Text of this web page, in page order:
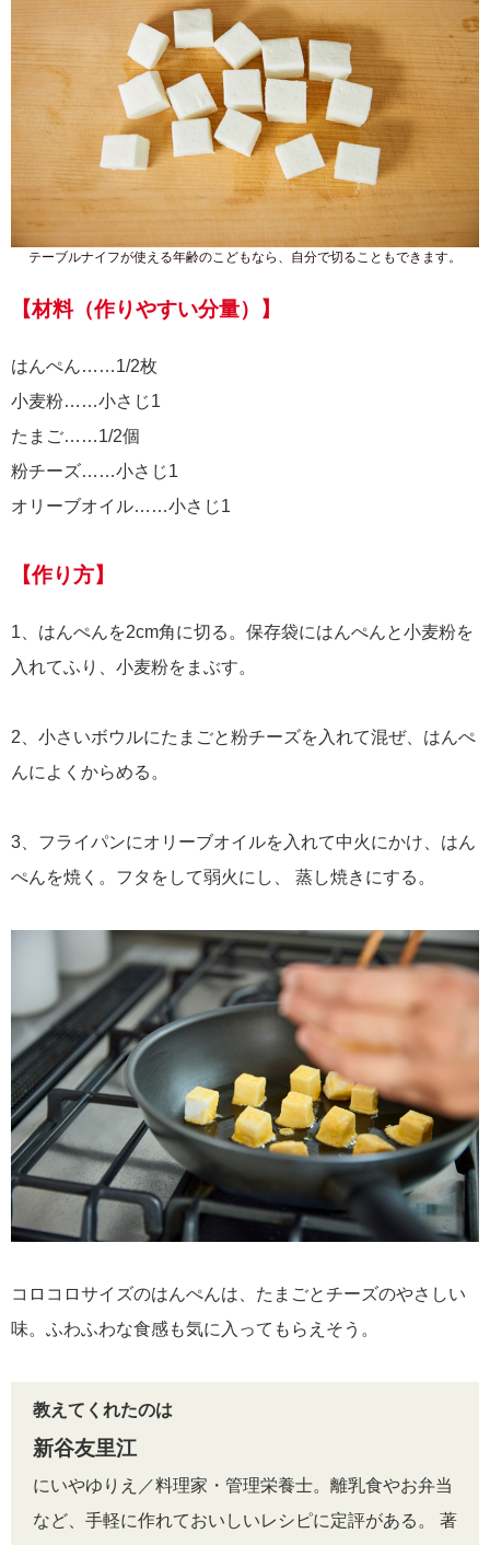
テーブルナイフが使える年齢のこどもなら、自分で切ることもできます。
【材料（作りやすい分量）】
はんぺん……1/2枚
小麦粉……小さじ1
たまご……1/2個
粉チーズ……小さじ1
オリーブオイル……小さじ1
【作り方】
1、はんぺんを2cm角に切る。保存袋にはんぺんと小麦粉を
入れてふり、小麦粉をまぶす。
2、小さいボウルにたまごと粉チーズを入れて混ぜ、はんぺ
んによくからめる。
3、フライパンにオリーブオイルを入れて中火にかけ、はん
ぺんを焼く。フタをして弱火にし、 蒸し焼きにする。
コロコロサイズのはんぺんは、たまごとチーズのやさしい
味。ふわふわな食感も気に入ってもらえそう。
教えてくれたのは
新谷友里江
にいやゆりえ／料理家・管理栄養士。離乳食やお弁当
など、手軽に作れておいしいレシピに定評がある。 著